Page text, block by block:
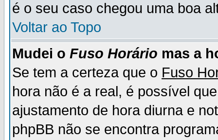
é o seu caso chegou uma boa
Voltar ao Topo
Mudei o Fuso Horário mas a
Se tem a certeza que o Fuso
hora não é a real, é possível
ajustamento de hora diurna e
phpBB não se encontra